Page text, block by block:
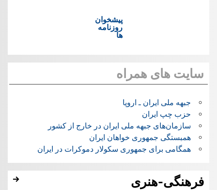
پیشخوان
روزنامه
ها
سایت های همراه
جبهه ملی ایران ـ اروپا
حزب چپ ایران
سازمان‌های جبهه ملی ایران در خارج از کشور
همبستگی جمهوری خواهان ایران
همگامی برای جمهوری سکولار دموکرات در ایران
فرهنگی-هنری